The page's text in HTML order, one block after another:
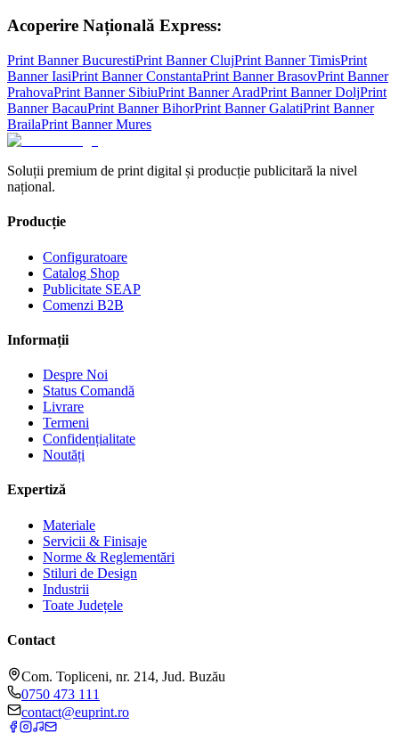
Acoperire Națională Express:
Print BannerBucurestiPrint BannerClujPrint BannerTimisPrint
BannerIasiPrint BannerConstantaPrint BannerBrasovPrint Banner
PrahovaPrint Banner SibiuPrint BannerAradPrint BannerDoljPrint
BannerBacauPrint BannerBihorPrint BannerGalatiPrint Banner
BrailaPrint BannerMures
Soluții premium de print digital și producție publicitară la nivel
național.
Producție
Configuratoare
Catalog Shop
Publicitate SEAP
Comenzi B2B
Informații
Despre Noi
Status Comandă
Livrare
Termeni
Confidențialitate
Noutăți
Expertiză
Materiale
Servicii & Finisaje
Norme & Reglementări
Stiluri de Design
Industrii
Toate Județele
Contact
Com. Topliceni, nr. 214, Jud. Buzău
0750 473 111
contact@euprint.ro